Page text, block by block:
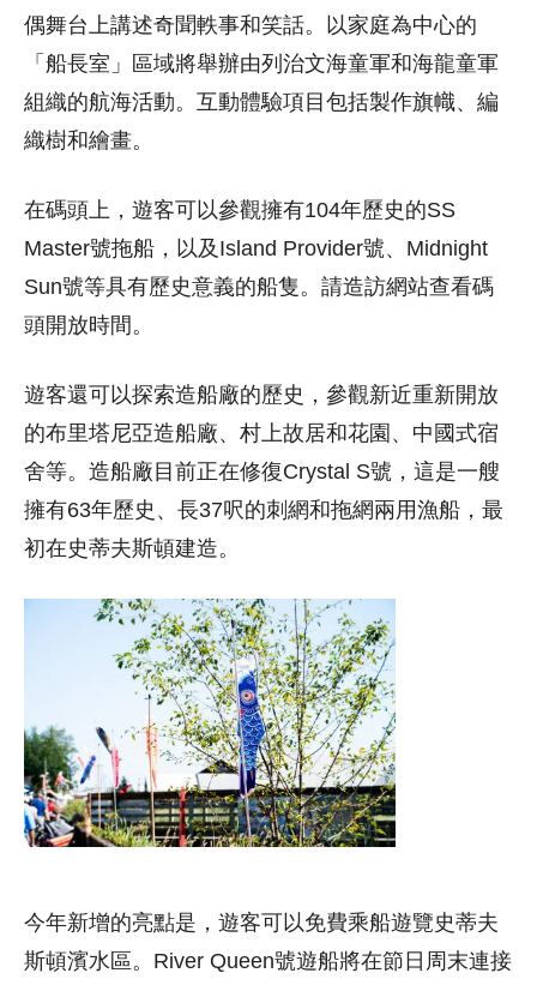
偶舞台上講述奇聞軼事和笑話。以家庭為中心的
「船長室」區域將舉辦由列治文海童軍和海龍童軍
組織的航海活動。互動體驗項目包括製作旗幟、編
織樹和繪畫。
在碼頭上，遊客可以參觀擁有104年歷史的SS
Master號拖船，以及Island Provider號、Midnight
Sun號等具有歷史意義的船隻。請造訪網站查看碼
頭開放時間。
遊客還可以探索造船廠的歷史，參觀新近重新開放
的布里塔尼亞造船廠、村上故居和花園、中國式宿
舍等。造船廠目前正在修復Crystal S號，這是一艘
擁有63年歷史、長37呎的刺網和拖網兩用漁船，最
初在史蒂夫斯頓建造。
今年新增的亮點是，遊客可以免費乘船遊覽史蒂夫
斯頓濱水區。River Queen號遊船將在節日周末連接